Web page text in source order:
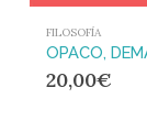
FILOSOFÍA
20,00€